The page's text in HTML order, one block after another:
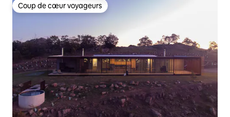
Coup de cœur voyageurs
Coup de cœur voyageurs